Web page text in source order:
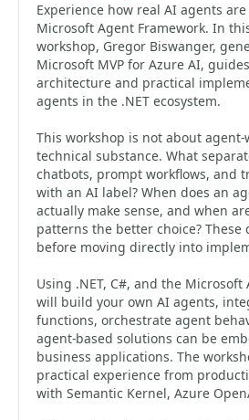
Experience how real AI agents
Microsoft Agent Framework. In
workshop, Gregor Biswanger,
Microsoft MVP for Azure AI,
architecture and practical
agents in the .NET ecosystem.
This workshop is not about
technical substance. What
chatbots, prompt workflows, and
with an AI label? When does an
actually make sense, and when
patterns the better choice?
before moving directly into
Using .NET, C#, and the Microsoft
will build your own AI agents,
functions, orchestrate agent
agent-based solutions can be
business applications. The
practical experience from
with Semantic Kernel, Azure